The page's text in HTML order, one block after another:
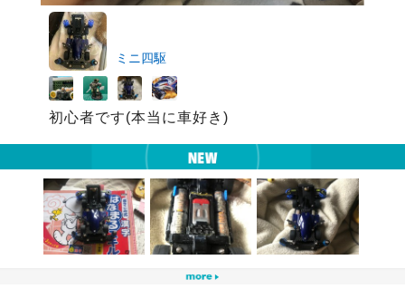
ミニ四駆
初心者です(本当に車好き)